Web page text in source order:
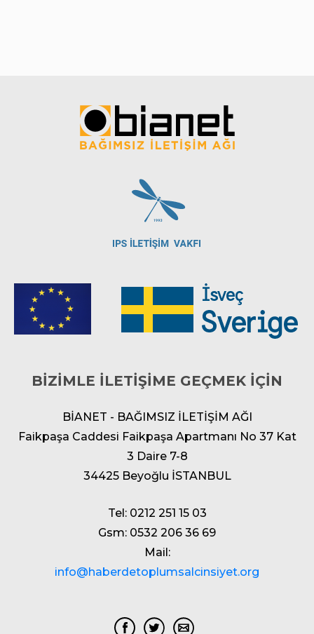
BİZİMLE İLETİŞİME GEÇMEK İÇİN
BİANET - BAĞIMSIZ İLETİŞİM AĞI
Faikpaşa Caddesi Faikpaşa Apartmanı No 37 Kat
3 Daire 7-8
34425 Beyoğlu İSTANBUL
Tel: 0212 251 15 03
Gsm: 0532 206 36 69
Mail:
info@haberdetoplumsalcinsiyet.org